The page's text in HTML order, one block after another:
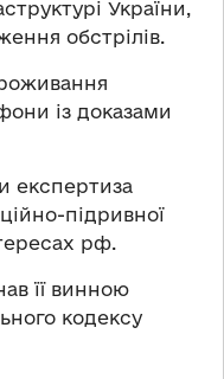
України,
обстрілів.
із доказами
експертиза
підривної
рф.
її винною
кодексу